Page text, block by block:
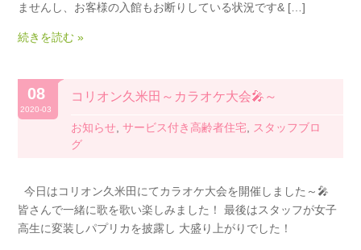
ませんし、お客様の入館もお断りしている状況です& […]
続きを読む »
08
2020-03
コリオン久米田～カラオケ大会🎤～
お知らせ ,サービス付き高齢者住宅
スタッフブロ
グ
今日はコリオン久米田にてカラオケ大会を開催しました～🎤
皆さんで一緒に歌を歌い楽しみました！ 最後はスタッフが女子
高生に変装しパプリカを披露し 大盛り上がりでした！